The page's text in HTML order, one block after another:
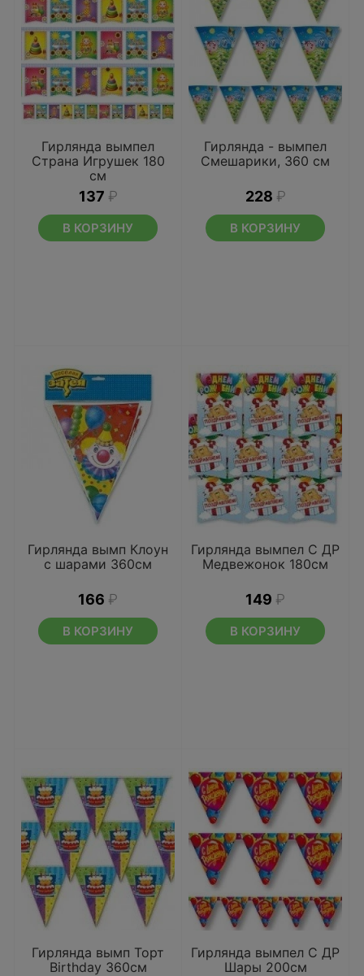
Гирлянда вымпел
Страна Игрушек 180
см
137 ₽
В КОРЗИНУ
Гирлянда - вымпел
Смешарики, 360 см
228 ₽
В КОРЗИНУ
Гирлянда вымп Клоун
с шарами 360см
166 ₽
В КОРЗИНУ
Гирлянда вымпел С ДР
Медвежонок 180см
149 ₽
В КОРЗИНУ
Гирлянда вымп Торт
Birthday 360см
Гирлянда вымпел С ДР
Шары 200см